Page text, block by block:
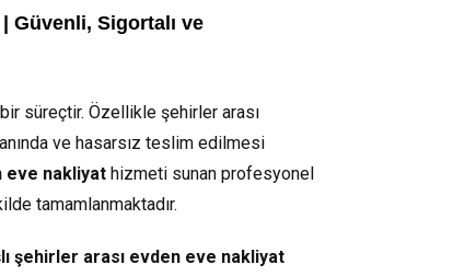
Güvenli, Sigortalı ve
süreçtir. Özellikle şehirler arası
ve hasarsız teslim edilmesi
eve nakliyat hizmeti sunan profesyonel
tamamlanmaktadır.
şehirler arası evden eve nakliyat